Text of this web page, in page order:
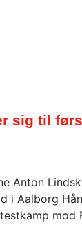
sig til
Anton
i Aalborg
mod